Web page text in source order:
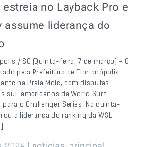
no Layback Pro e
assume liderança do
/ SC (Quinta-feira, 7 de março) – O
pela Prefeitura de Florianópolis
na Praia Mole, com disputas
sul-americanos da World Surf
para o Challenger Series. Na quinta-
a liderança do ranking da WSL